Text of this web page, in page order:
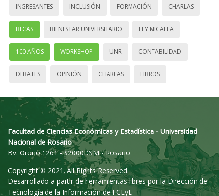
INGRESANTES INCLUSIÓN FORMACIÓN CHARLAS
BECAS BIENESTAR UNIVERSITARIO LEY MICAELA
100 AÑOS WORKSHOP UNR CONTABILIDAD
DEBATES OPINIÓN CHARLAS LIBROS
Facultad de Ciencias Económicas y Estadística - Universidad
Nacional de Rosario
Bv. Oroño 1261 - S2000DSM - Rosario
Copyright © 2021. All Rights Reserved.
Desarrollado a partir de herramientas libres por la Dirección de
Tecnología de la Información de FCEyE